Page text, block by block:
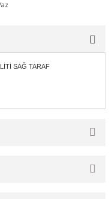
SAĞ TARAF